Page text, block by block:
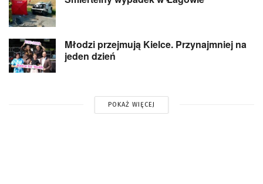
Młodzi przejmują Kielce. Przynajmniej na
jeden dzień
POKAŻ WIĘCEJ